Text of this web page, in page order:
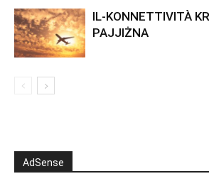
IL-KONNETTIVITÀ
PAJJIŻNA
AdSense